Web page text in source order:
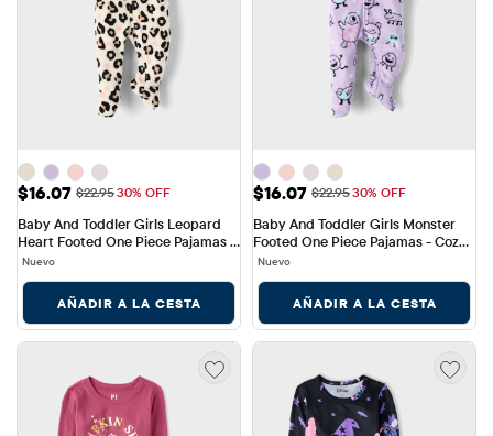
Precio de venta: $16.07
$16.07 Precio original: $22.95
$22.9530% OFF
Baby And Toddler Girls Leopard
Heart Footed One Piece Pajamas -
Cozy Fleece
Nuevo
AÑADIR A LA CESTA
Precio de venta: $16.07
$16.07 Precio original: $22.95
$22.9530% OFF
Baby And Toddler Girls Monster
Footed One Piece Pajamas - Cozy
Fleece
Nuevo
AÑADIR A LA CESTA